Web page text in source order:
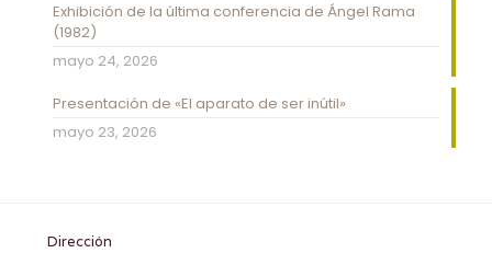
Exhibición de la última conferencia de Ángel Rama
(1982)
mayo 24, 2026
Presentación de «El aparato de ser inútil»
mayo 23, 2026
Dirección